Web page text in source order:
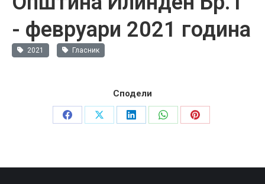
- февруари 2021 година
2021 Гласник
Сподели
Share
Share
Share
Share
Share